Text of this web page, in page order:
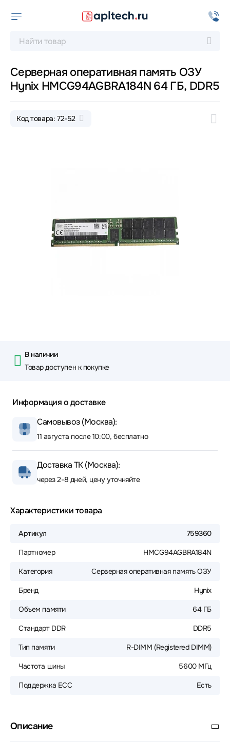
Серверная оперативная память ОЗУ
Hynix HMCG94AGBRA184N 64 ГБ, DDR5
Код товара: 72-52
В наличии
Товар доступен к покупке
Информация о доставке
Самовывоз (Москва):
11 августа после 10:00, бесплатно
Доставка ТК (Москва):
через 2-8 дней, цену уточняйте
Характеристики товара
Артикул 759360
Партномер HMCG94AGBRA184N
Категория Серверная оперативная память ОЗУ
Бренд Hynix
Объем памяти 64 ГБ
Стандарт DDR DDR5
Тип памяти R-DIMM (Registered DIMM)
Частота шины 5600 МГц
Поддержка ECC Есть
Описание